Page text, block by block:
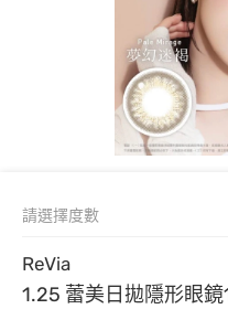
ReVia
1.25 蕾美日拋隱形眼
請選擇度數